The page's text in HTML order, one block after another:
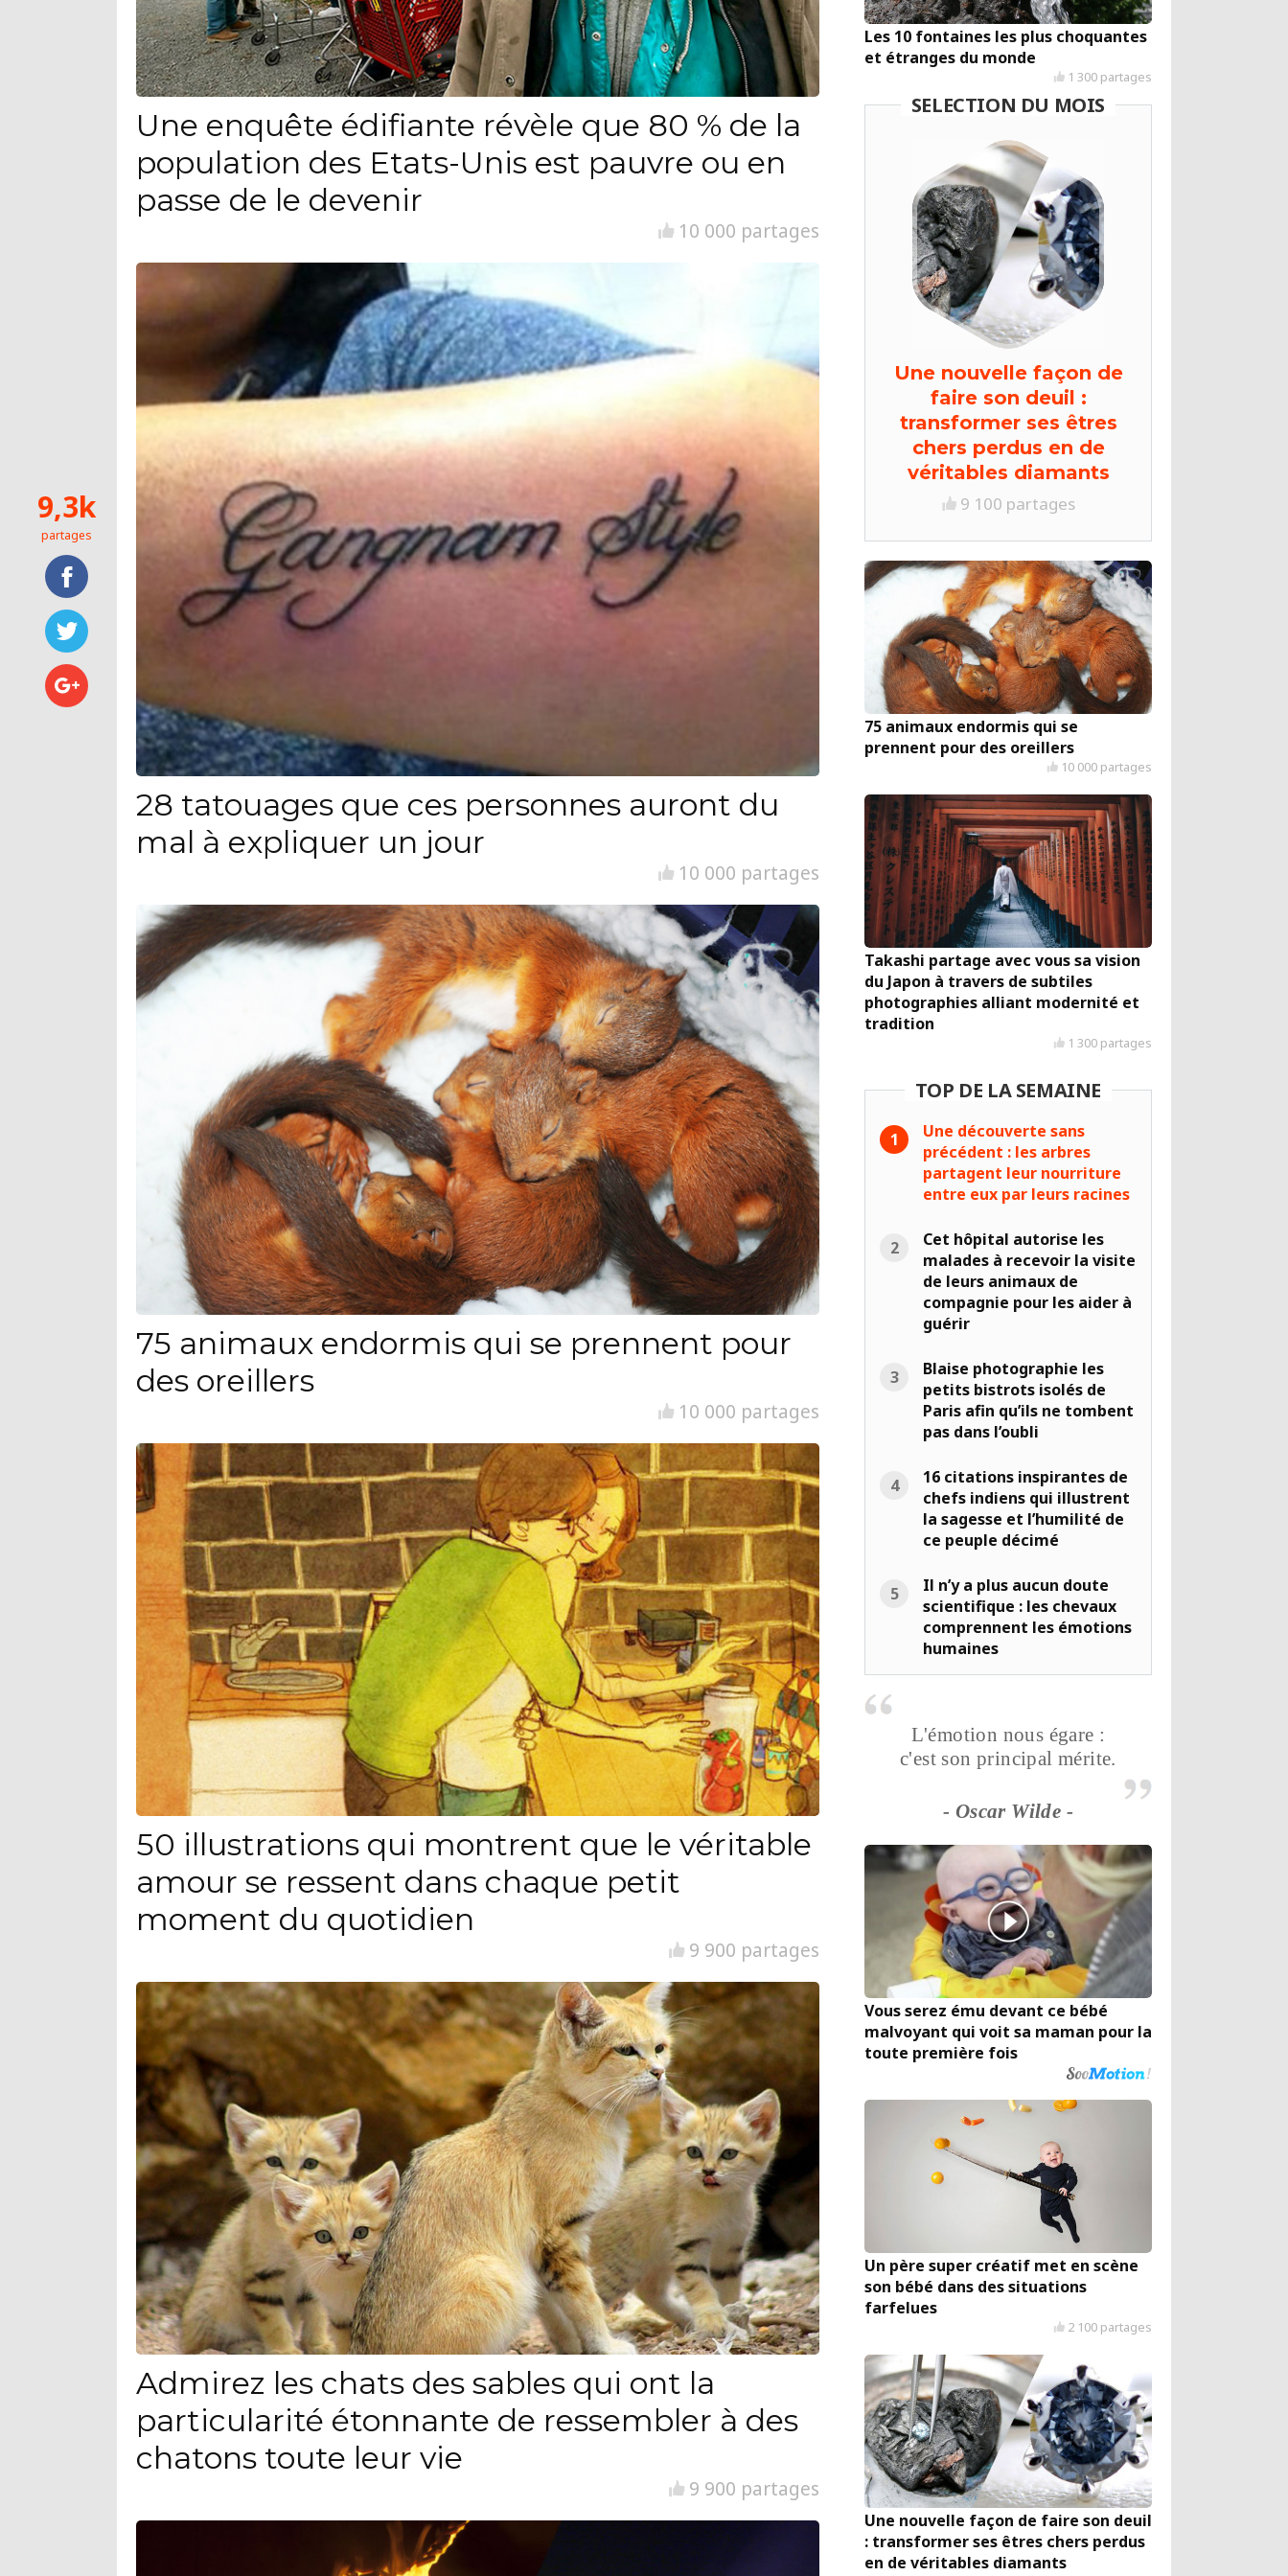
Une enquête édifiante révèle que 80 % de la
population des Etats-Unis est pauvre ou en
passe de le devenir
10 000 partages
28 tatouages que ces personnes auront du
mal à expliquer un jour
10 000 partages
75 animaux endormis qui se prennent pour
des oreillers
10 000 partages
50 illustrations qui montrent que le véritable
amour se ressent dans chaque petit
moment du quotidien
9 900 partages
Admirez les chats des sables qui ont la
particularité étonnante de ressembler à des
chatons toute leur vie
9 900 partages
Les 10 fontaines les plus choquantes
et étranges du monde
1 300 partages
SELECTION DU MOIS
Une nouvelle façon de
faire son deuil :
transformer ses êtres
chers perdus en de
véritables diamants
9 100 partages
75 animaux endormis qui se
prennent pour des oreillers
10 000 partages
Takashi partage avec vous sa vision
du Japon à travers de subtiles
photographies alliant modernité et
tradition
1 300 partages
TOP DE LA SEMAINE
Une découverte sans
précédent : les arbres
partagent leur nourriture
entre eux par leurs racines
Cet hôpital autorise les
malades à recevoir la visite
de leurs animaux de
compagnie pour les aider à
guérir
Blaise photographie les
petits bistrots isolés de
Paris afin qu’ils ne tombent
pas dans l’oubli
16 citations inspirantes de
chefs indiens qui illustrent
la sagesse et l’humilité de
ce peuple décimé
Il n’y a plus aucun doute
scientifique : les chevaux
comprennent les émotions
humaines
L'émotion nous égare :
c'est son principal mérite.
- Oscar Wilde -
Vous serez ému devant ce bébé
malvoyant qui voit sa maman pour la
toute première fois
Un père super créatif met en scène
son bébé dans des situations
farfelues
2 100 partages
Une nouvelle façon de faire son deuil
: transformer ses êtres chers perdus
en de véritables diamants
9,3k
partages